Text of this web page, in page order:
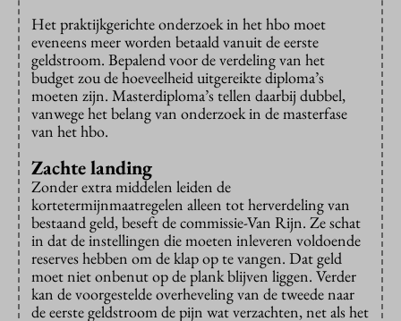
Het praktijkgerichte onderzoek in het hbo moet
eveneens meer worden betaald vanuit de eerste
geldstroom. Bepalend voor de verdeling van het
budget zou de hoeveelheid uitgereikte diploma’s
moeten zijn. Masterdiploma’s tellen daarbij dubbel,
vanwege het belang van onderzoek in de masterfase
van het hbo.
Zachte landing
Zonder extra middelen leiden de
kortetermijnmaatregelen alleen tot herverdeling van
bestaand geld, beseft de commissie-Van Rijn. Ze schat
in dat de instellingen die moeten inleveren voldoende
reserves hebben om de klap op te vangen. Dat geld
moet niet onbenut op de plank blijven liggen. Verder
kan de voorgestelde overheveling van de tweede naar
de eerste geldstroom de pijn wat verzachten, net als het